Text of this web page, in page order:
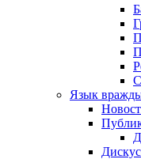
Язык